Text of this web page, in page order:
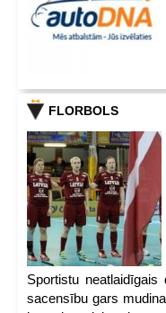
FLORBOLS
Sportistu
sacensību gars